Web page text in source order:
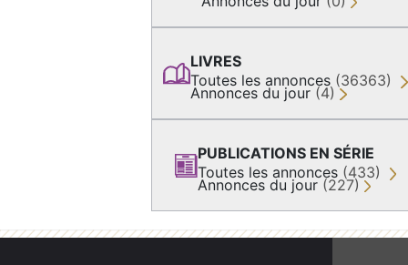
LIVRES
Toutes les annonces (36363)
Annonces du jour (4)
PUBLICATIONS EN SÉRIE
Toutes les annonces (433)
Annonces du jour (227)